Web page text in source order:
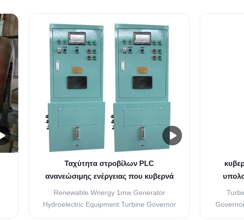
Ταχύτητα στροβίλων PLC
ανανεώσιμης ενέργειας που κυβερνά
το σύστημα για τη γεννήτρια 1mw
Renewable Wnergy 1mw Generator
Hydroelectric Equipment Turbine Governor
The Smart Control* Governor’s features for
on